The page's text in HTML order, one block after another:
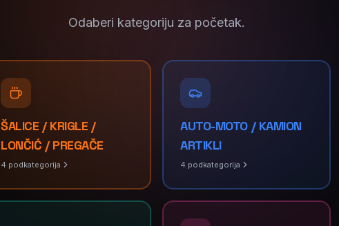
Odaberi kategoriju za početak.
ŠALICE / KRIGLE /
LONČIĆ / PREGAČE
4 podkategorija
AUTO-MOTO / KAMION
ARTIKLI
4 podkategorija